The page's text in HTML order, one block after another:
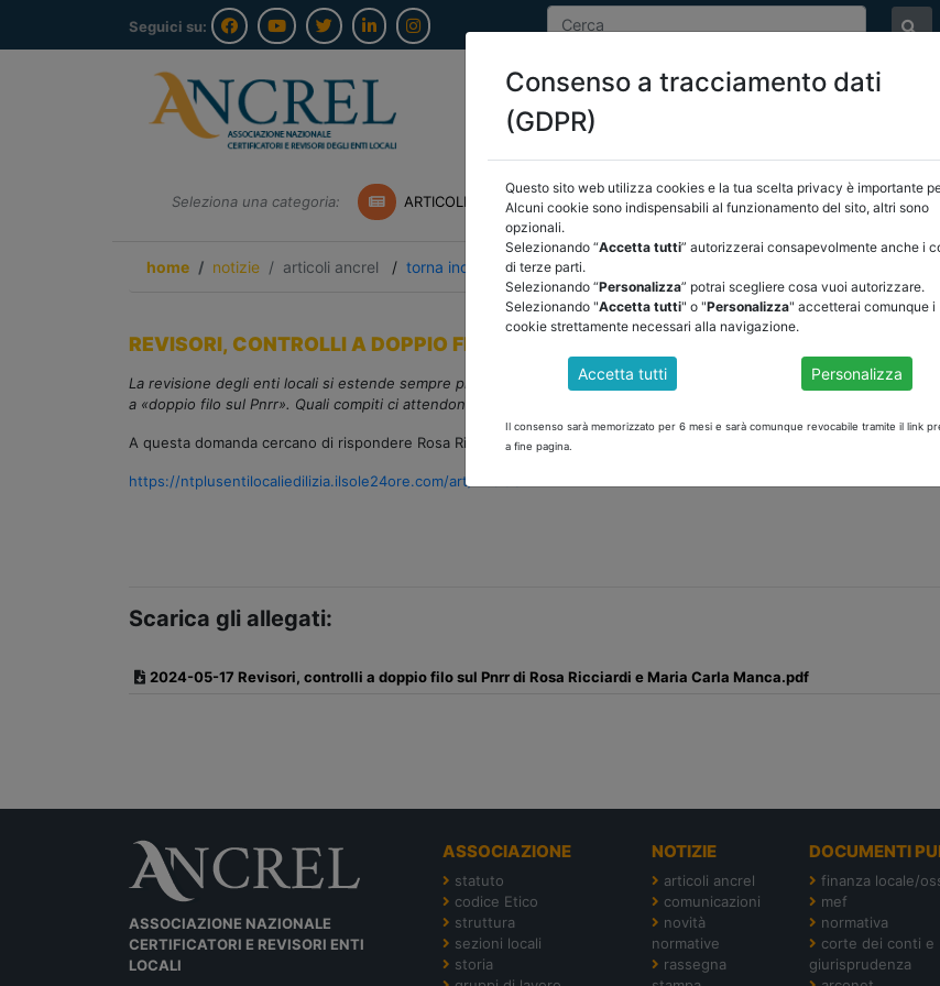
Seguici su:
Seleziona una categoria: ARTICOLI ANCREL COMUNICAZIONI NOVITÀ NORMATIVE
home notizie articoli ancrel / torna indietro
REVISORI, CONTROLLI A DOPPIO FILO SUL PNRR di Rosa Ricciardi e Maria Carla
La revisione degli enti locali si estende sempre più alle competenze relativamente ai processi. Siamo diventati
a «doppio filo sul Pnrr». Quali compiti ci attendono in questi mesi e come pianifichiamo le nostre verifiche?
A questa domanda cercano di rispondere Rosa Ricciardi e Maria Carla Manca nell'articolo pubblicato oggi sul
https://ntplusentilocaliedilizia.ilsole24ore.com/art/AFsloU2D
Scarica gli allegati:
2024-05-17 Revisori, controlli a doppio filo sul Pnrr di Rosa Ricciardi e Maria Carla Manca.pdf
ASSOCIAZIONE NAZIONALE
CERTIFICATORI E REVISORI ENTI
LOCALI
ASSOCIAZIONE
statuto
codice Etico
struttura
sezioni locali
storia
NOTIZIE
articoli ancrel
comunicazioni
novità
normative
rassegna
DOCUMENTI
finanza locale/
mef
normativa
corte dei conti e
giurisprudenza
Consenso a tracciamento dati
(GDPR)
Questo sito web utilizza cookies e la tua scelta privacy è importante
Alcuni cookie sono indispensabili al funzionamento del sito, altri sono
opzionali.
Selezionando “Accetta tutti” autorizzerai consapevolmente anche i
di terze parti.
Selezionando “Personalizza” potrai scegliere cosa vuoi autorizzare.
Selezionando "Accetta tutti" o "Personalizza" accetterai comunque i
cookie strettamente necessari alla navigazione.
Accetta tutti Personalizza
Il consenso sarà memorizzato per 6 mesi e sarà comunque revocabile tramite il link
a fine pagina.